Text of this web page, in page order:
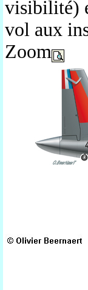
visibilité)
vol aux
Zoom